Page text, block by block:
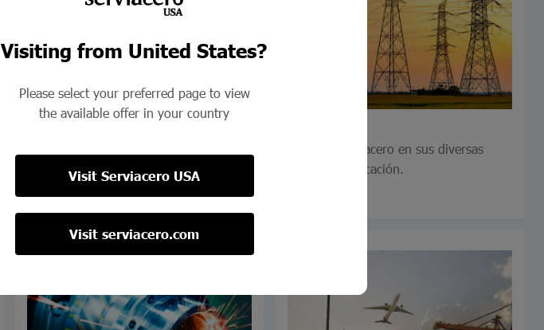
Electrónica
para el funcionamiento de aparatos
Abastecemos acero en sus diversas
gamas de aplicación.
Visiting from United States?
Please select your preferred page to view
the available offer in your country
Visit Serviacero USA
Visit serviacero.com